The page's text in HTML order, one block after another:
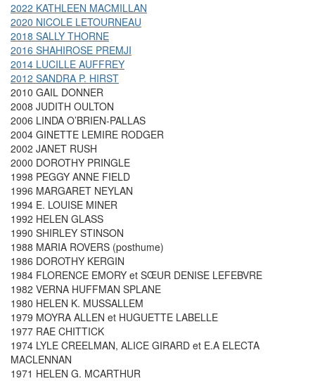
2022 KATHLEEN MACMILLAN
2020 NICOLE LETOURNEAU
2018 SALLY THORNE
2016 SHAHIROSE PREMJI
2014 LUCILLE AUFFREY
2012 SANDRA P. HIRST
2010 GAIL DONNER
2008 JUDITH OULTON
2006 LINDA O’BRIEN-PALLAS
2004 GINETTE LEMIRE RODGER
2002 JANET RUSH
2000 DOROTHY PRINGLE
1998 PEGGY ANNE FIELD
1996 MARGARET NEYLAN
1994 E. LOUISE MINER
1992 HELEN GLASS
1990 SHIRLEY STINSON
1988 MARIA ROVERS (posthume)
1986 DOROTHY KERGIN
1984 FLORENCE EMORY et SŒUR DENISE LEFEBVRE
1982 VERNA HUFFMAN SPLANE
1980 HELEN K. MUSSALLEM
1979 MOYRA ALLEN et HUGUETTE LABELLE
1977 RAE CHITTICK
1974 LYLE CREELMAN, ALICE GIRARD et E.A ELECTA
MACLENNAN
1971 HELEN G. MCARTHUR